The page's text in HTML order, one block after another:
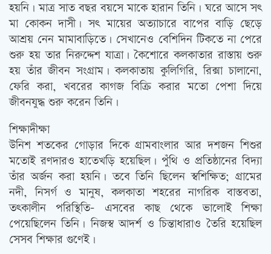
হয়নি। মাত্র সাত বছর বয়সে মাকে হারান তিনি। ঘরে আসে সত্‍
মা কোকন দাসী। সত্‍ মায়ের অত্যাচারে বাপের বাড়ি ছেড়ে
আশ্রয় নেন মামাবাড়িতে। সেখানেও বেশিদিন টিকতে না পেরে
শুরু হয় তার নিরুদ্দেশ যাত্রা। কৈশোরে কলকাতার রাস্তায় শুরু
হয় তাঁর জীবন সংগ্রাম। কলকাতায় কুলিগিরি, রিক্সা চালানো,
ফেরি করা, খবরের কাগজ বিক্রি করার মতো পেশা দিয়ে
জীবনযুদ্ধ শুরু করেন তিনি।
শিক্ষাদীক্ষা
উনিশ শতকের গোড়ার দিকে গ্রামবাংলার আর দশজন শিশুর
মতোই রণদারও হাতেখড়ি হয়েছিল। পুঁথি ও প্রতিষ্ঠানের বিদ্যা
তাঁর অর্জন করা হয়নি। তবে তিনি ছিলেন স্বশিক্ষিত; গ্রামের
নদী, নিসর্গ ও মানুষ, কলকাতা শহরের নাগরিক বাস্তবতা,
তত্‍কালীন পরিস্থিতি- এসবের কাছ থেকে ভালোই শিক্ষা
পেয়েছিলেন তিনি। নিজস্ব আদর্শ ও চিন্তাধারাও তৈরি হয়েছিল
সেসব শিক্ষার গুণেই।